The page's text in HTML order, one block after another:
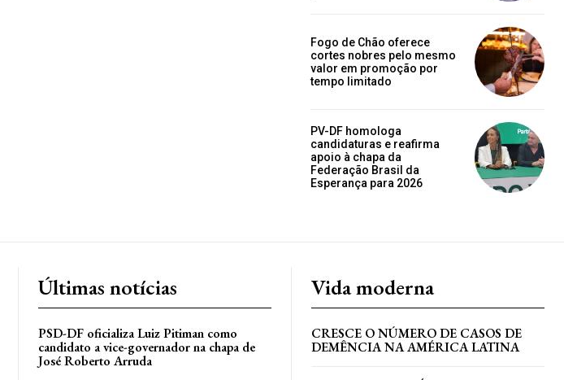
Fogo de Chão oferece
cortes nobres pelo mesmo
valor em promoção por
tempo limitado
PV-DF homologa
candidaturas e reafirma
apoio à chapa da
Federação Brasil da
Esperança para 2026
Últimas notícias
PSD-DF oficializa Luiz Pitiman como
candidato a vice-governador na chapa de
José Roberto Arruda
Vida moderna
CRESCE O NÚMERO DE CASOS DE
DEMÊNCIA NA AMÉRICA LATINA